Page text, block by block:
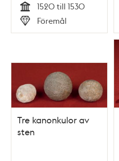
Tid
1520 till 1530
Typ
Föremål
Tre kanonkulor av
sten